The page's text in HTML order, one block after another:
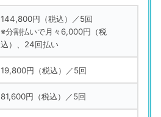
144,800円（税込）／5回
※分割払いで月々6,000円（税
込）、24回払い
19,800円（税込）／5回
81,600円（税込）／5回